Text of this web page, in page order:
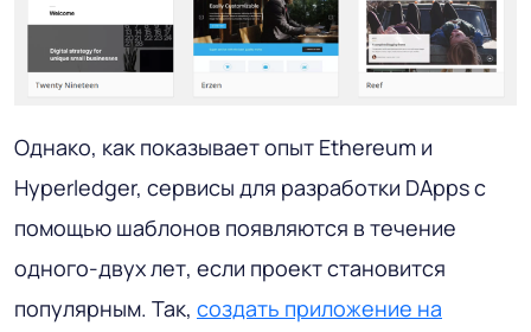
Однако, как показывает опыт Ethereum и
Hyperledger, сервисы для разработки DApps с
помощью шаблонов появляются в течение
одного-двух лет, если проект становится
популярным. Так, создать приложение на